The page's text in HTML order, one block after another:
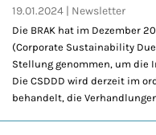
19.01.2024 Newsletter
Die BRAK hat im Dezember
(Corporate Sustainability
Stellung genommen, um die
Die CSDDD wird derzeit im
behandelt, die